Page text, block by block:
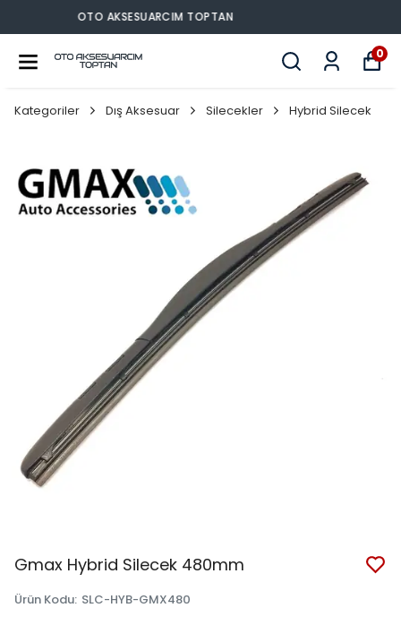
OTO AKSESUARCIM TOPTAN
0
Kategoriler Dış Aksesuar Silecekler Hybrid Silecek
Gmax Hybrid Silecek 480mm
Ürün Kodu: SLC-HYB-GMX480